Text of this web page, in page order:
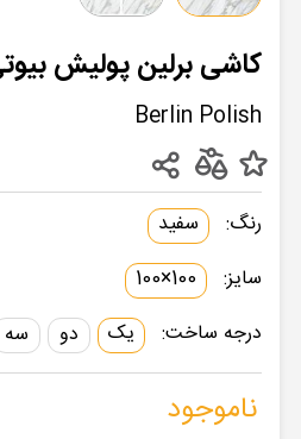
کاشی برلین پولیش
Berlin Polish
رنگ:
سفید
سایز:
100×100
درجه ساخت:
یک دو سه
ناموجود